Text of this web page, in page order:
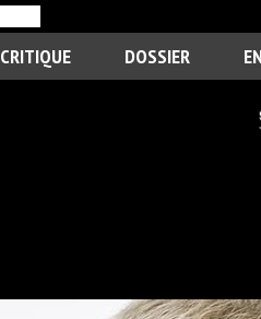
CRITIQUE DOSSIER